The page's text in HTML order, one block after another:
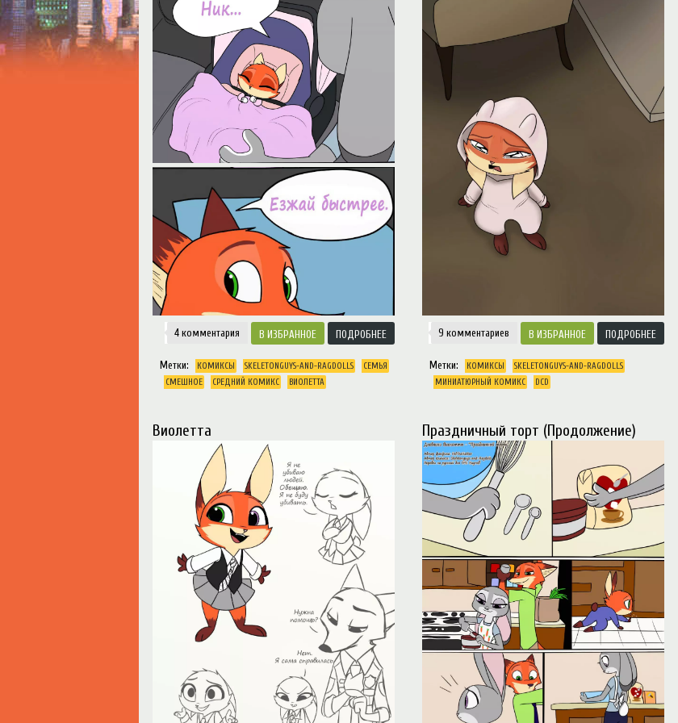
Notice : Trying to access array offset on value of type null in /var/www/ztfanru/data/www/ztfan.ru/templates/zootopiav2/
Творчество
4 комментария ИЗБРАННОЕ ПОДРОБНЕЕ
Метки: КОМИКСЫ SKELETONGUYS-AND-RAGDOLLS
СЕМЬЯ
СМЕШНОЕ
СРЕДНИЙ КОМИКС ИОЛЕТТА
9 комментарие ИЗБРАННОЕ ПОДРОБНЕЕ
Метки: КОМИКСЫ
SKELETONGUYS-AND-RAGDOLLS
МИНИАТЮРНЫЙ КОМИКС
DCD
иолетта Праздничный торт (Продолжение)